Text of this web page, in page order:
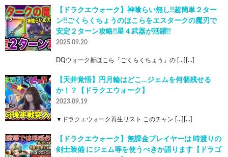
【ドラクエウォーク】神喰らい無し!!超簡単２ター
ン!!ごくらくちょうのほこらをエスタークの魔刃で
安定２ターン攻略!!星４武器が活躍!!
2025.09.20
DQウォーク新ほこら「ごくらくちょう」の […][…]
【天井覚悟】円月輪はどこ…ジェムを何個残せる
か！？【ドラクエウォーク】
2023.09.19
▼ドラクエウォーク再生リスト このチャン […][…]
【ドラクエウォーク】無課金プレイヤーは 時渡りの
剣士装備 にジェム等を使うべきか語ります【ドラゴ